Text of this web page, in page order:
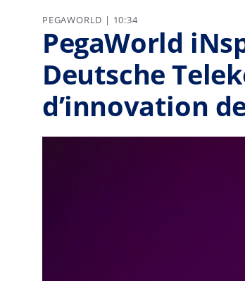
PEGAWORLD | 10:34
PegaWorld
Deutsche
d’innovation